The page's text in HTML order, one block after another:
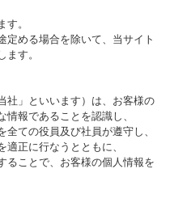
。
定める場合を除いて、当サイト
す。
社」といいます）は、お客様の
報であることを認識し、
ての役員及び社員が遵守し、
正に行なうとともに、
ることで、お客様の個人情報を